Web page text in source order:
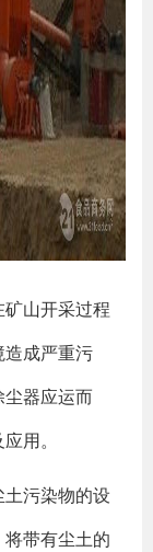
山开采过程
成严重污
器应运而
用。
污染物的设
带有尘土的